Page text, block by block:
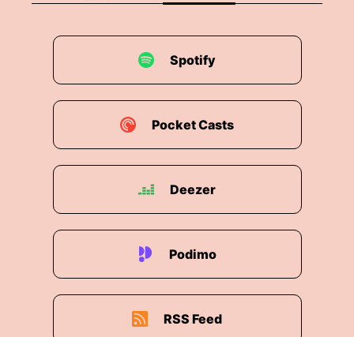
Spotify
Pocket Casts
Deezer
Podimo
RSS Feed